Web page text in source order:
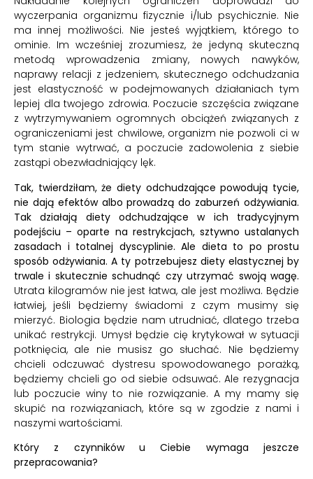
wyczerpania organizmu fizycznie i/lub psychicznie. Nie
ma innej możliwości. Nie jesteś wyjątkiem, którego to
ominie. Im wcześniej zrozumiesz, że jedyną skuteczną
metodą wprowadzenia zmiany, nowych nawyków,
naprawy relacji z jedzeniem, skutecznego odchudzania
jest elastyczność w podejmowanych działaniach tym
lepiej dla twojego zdrowia. Poczucie szczęścia związane
z wytrzymywaniem ogromnych obciążeń związanych z
ograniczeniami jest chwilowe, organizm nie pozwoli ci w
tym stanie wytrwać, a poczucie zadowolenia z siebie
zastąpi obezwładniający lęk.
Tak, twierdziłam, że diety odchudzające powodują tycie,
nie dają efektów albo prowadzą do zaburzeń odżywiania.
Tak działają diety odchudzające w ich tradycyjnym
podejściu – oparte na restrykcjach, sztywno ustalanych
zasadach i totalnej dyscyplinie. Ale dieta to po prostu
sposób odżywiania. A ty potrzebujesz diety elastycznej by
trwale i skutecznie schudnąć czy utrzymać swoją wagę.
Utrata kilogramów nie jest łatwa, ale jest możliwa. Będzie
łatwiej, jeśli będziemy świadomi z czym musimy się
mierzyć. Biologia będzie nam utrudniać, dlatego trzeba
unikać restrykcji. Umysł będzie cię krytykował w sytuacji
potknięcia, ale nie musisz go słuchać. Nie będziemy
chcieli odczuwać dystresu spowodowanego porażką,
będziemy chcieli go od siebie odsuwać. Ale rezygnacja
lub poczucie winy to nie rozwiązanie. A my mamy się
skupić na rozwiązaniach, które są w zgodzie z nami i
naszymi wartościami.
Który z czynników u Ciebie wymaga jeszcze
przepracowania?